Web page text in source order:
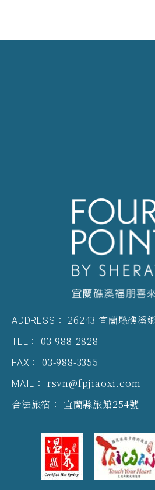
ADDRESS： 26243 宜蘭縣礁溪
TEL： 03-988-2828
FAX： 03-988-3355
MAIL： rsvn@fpjiaoxi.com
合法旅宿： 宜蘭縣旅館254號